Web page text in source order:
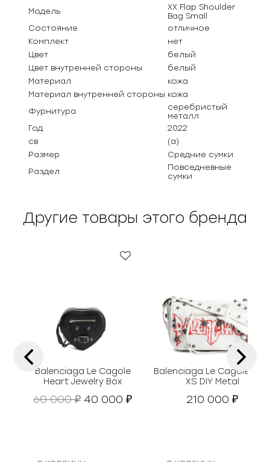
Модель
XX Flap Shoulder
Bag Small
Состояние
отличное
Комплект
нет
Цвет
белый
Цвет внутренней стороны
белый
Материал
кожа
Материал внутренней стороны кожа
Фурнитура
серебристый
металл
Год
2022
св
(а)
Размер
Средние сумки
Раздел
Повседневные
сумки
Другие товары этого бренда
Balenciaga Le Cagole
Heart Jewelry Box
60 000₽ П
40 000₽Т
Balenciaga Le Cagole
XS DIY Metal
210 000₽
‹ ›